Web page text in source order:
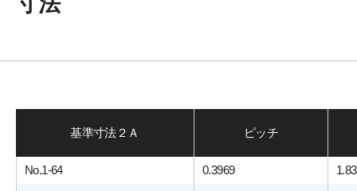
基準寸法２Ａ ピッチ
No.1-64 0.3969